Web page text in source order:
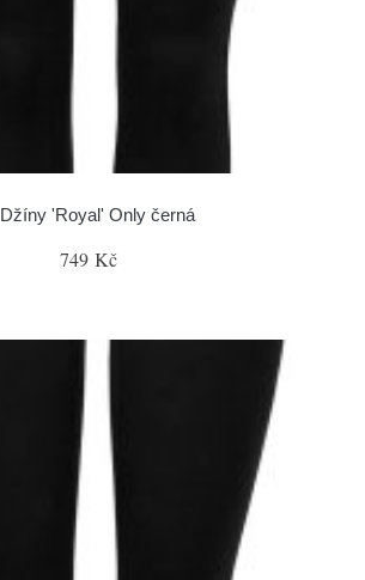
Džíny 'Royal' Only černá
749 Kč